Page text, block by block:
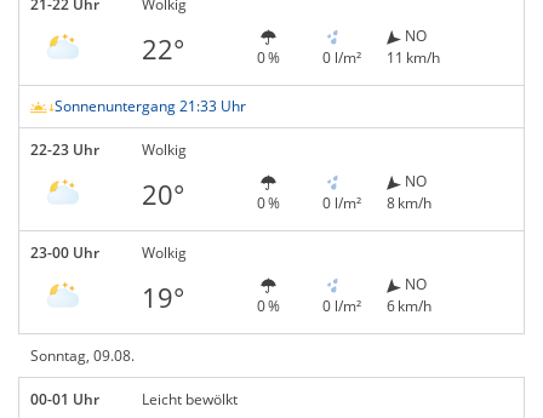
21-22 Uhr Wolkig
22° 0 % 0 l/m²
NO
11 km/h
Sonnenuntergang 21:33 Uhr
22-23 Uhr Wolkig
20° 0 % 0 l/m²
NO
8 km/h
23-00 Uhr Wolkig
19° 0 % 0 l/m²
NO
6 km/h
Sonntag, 09.08.
00-01 Uhr Leicht bewölkt